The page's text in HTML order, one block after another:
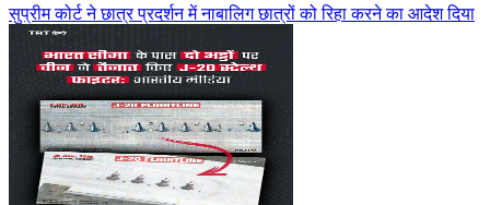
सुप्रीम कोर्ट ने छात्र प्रदर्शन में नाबालिग छात्रों को रिहा करने का आदेश दिया